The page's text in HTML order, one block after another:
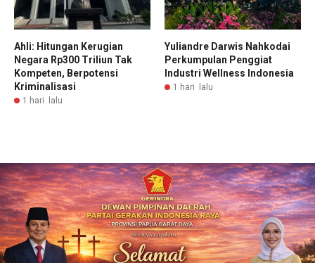
Ahli: Hitungan Kerugian
Negara Rp300 Triliun Tak
Kompeten, Berpotensi
Kriminalisasi
1 hari lalu
Yuliandre Darwis Nahkodai
Perkumpulan Penggiat
Industri Wellness Indonesia
1 hari lalu